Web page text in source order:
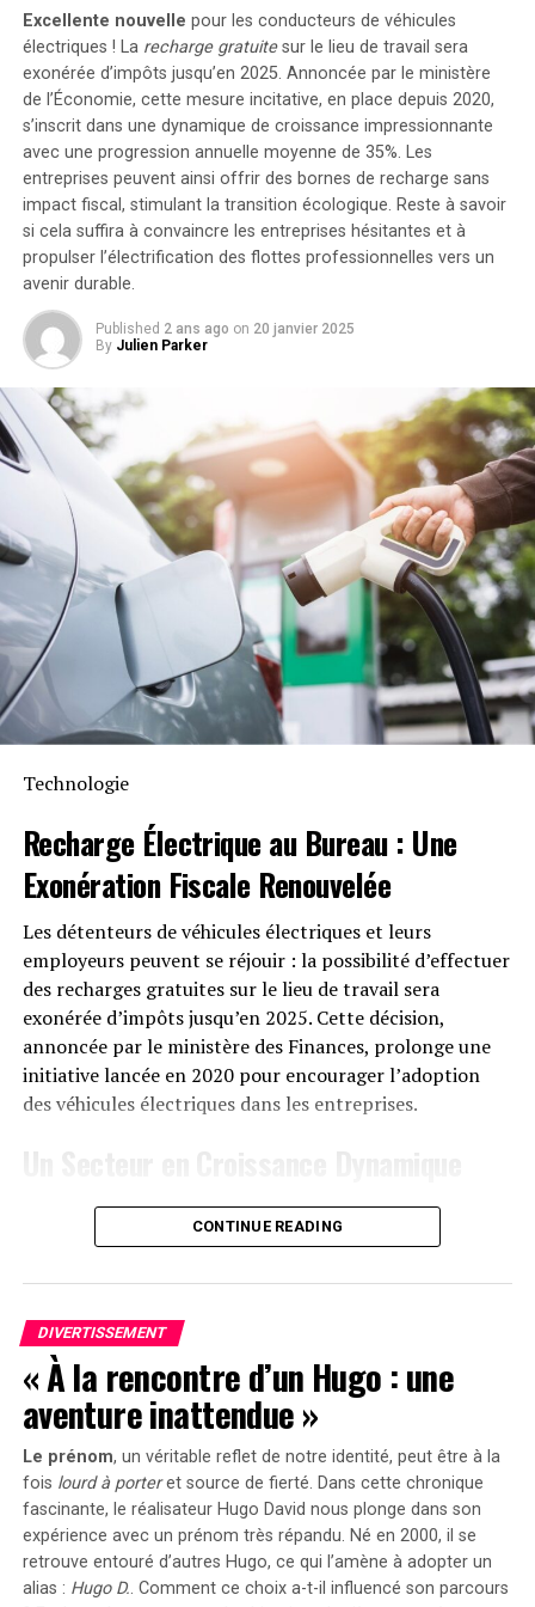
RELATED TOPICS: DÉMONSTRATION ÉCLATANTE
MLS
PUMAS
SOUNDERS DE SEATTLE VICTOIRE ÉCRASANTE
UP NEXT
Coupe des Ligues : Ne manquez pas le choc entre Club
América et St. Louis CITY en streaming !
DON'T MISS
Coupe des Ligues : Ne manquez pas le choc Toluca FC
contre Colorado Rapids en streaming !
de stockage énergétique, il est possible d’intégrer
jusqu’à cinq batteries supplémentaires de 1,6
kilowattheure chacune, augmentant la capacité totale à
9,6 kilowattheures.
Intégration dans un Écosystème
Intelligent
Le Solarbank 2 AC s’intègre parfaitement dans un
écosystème énergétique intelligent grâce à sa
compatibilité avec le compteur Anker SOLIX Smart et
les prises intelligentes proposées par Anker. cette
consommation électrique tout en réduisant les pertes
énergétiques inutiles. De plus, Anker SOLIX prévoit
d’étendre cette compatibilité aux dispositifs Shelly.
Durabilité et Résistance aux
Intempéries
Anker SOLIX met également l’accent sur la longévité du
Solarbank 2 AC. Conçu pour supporter au moins6000
cycles de charge, cet appareil a une durée de vie
estimée dépassant quinze ans. Il est accompagné d’une
garantie fabricant décennale et possède une
intempéries tout en étant capable de fonctionner dans
des températures variant entre -20 °C et +55 °C.
Disponibilité et Offres
Promotionnelles
Le solarbank 2 AC est disponible sur le site officiel
d’Anker SOLIX ainsi que sur Amazon au prix standard de
1299 euros. Cependant, une offre promotionnelle
« early bird » sera active du20 janvier au 23 février
2025, permettant aux acheteurs intéressés d’acquérir
le Solarbank 2 AC représente une avancée significative
engagement envers la durabilité environnementale.
Excellente nouvelle pour les conducteurs de véhicules
électriques ! La recharge gratuitesur le lieu de travail sera
exonérée d’impôts jusqu’en 2025. Annoncée par le ministère
de l’Économie, cette mesure incitative, en place depuis 2020,
s’inscrit dans une dynamique de croissance impressionnante
avec une progression annuelle moyenne de 35%. Les
entreprises peuvent ainsi offrir des bornes de recharge sans
impact fiscal, stimulant la transition écologique. Reste à savoir
si cela suffira à convaincre les entreprises hésitantes et à
propulser l’électrification des flottes professionnelles vers un
avenir durable.
Published 2 ans ago on 20 janvier 2025
By Julien Parker
Technologie
Recharge Électriqueau Bureau : Une
Exonération FiscaleRenouvelée
Les détenteurs de véhicules électriques et leurs
employeurs peuvent se réjouir : la possibilité d’effectuer
des recharges gratuites sur le lieu de travail sera
exonérée d’impôts jusqu’en 2025. Cette décision,
annoncée par le ministère des Finances, prolonge une
initiative lancée en 2020 pour encourager l’adoption
des véhicules électriques dans les entreprises.
Cette prolongation intervient à un moment clé, alors
que le marché des voitures électriques continue
En2023, les particuliers représentent désormais 84%
des acquisitions de véhicules électriques, contre
seulement 68% en 2018.
Concrètement,cette mesure permet aux sociétés
d’installer gratuitement des bornes de recharge pour
leurs employés sans impact fiscal. Les frais liés à
l’électricité pour ces recharges ne seront pas pris en
compte dans le calcul des avantages en nature. De plus,
un abattement de 50% sur ces avantages est maintenu
CONTINUE READING
DIVERTISSEMENT
« À la rencontre d’un Hugo : une
aventure inattendue »
Le prénom, un véritable reflet de notre identité, peut être à la
fois lourd à porteret source de fierté. Dans cette chronique
fascinante, le réalisateur Hugo David nous plonge dans son
expérience avec un prénom très répandu. Né en 2000, il se
retrouve entouré d’autres Hugo, ce qui l’amène à adopter un
alias : Hugo D.. Comment ce choix a-t-il influencé son parcours